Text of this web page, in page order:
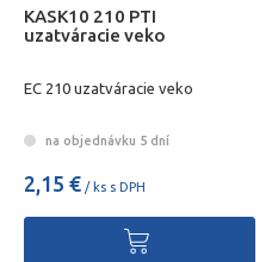
KASK10 210 PTI
uzatváracie veko
EC 210 uzatváracie veko
na objednávku 5 dní
2,15 € / ks s DPH